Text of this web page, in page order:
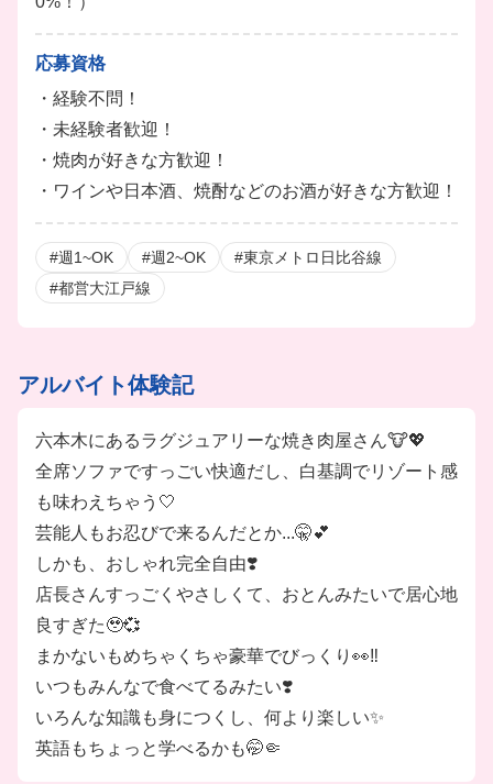
応募資格
・経験不問！
・未経験者歓迎！
・焼肉が好きな方歓迎！
・ワインや日本酒、焼酎などのお酒が好きな方歓迎！
#週1~OK #週2~OK
#東京メトロ日比谷線
#都営大江戸線
アルバイト体験記
六本木にあるラグジュアリーな焼き肉屋さん🐮💖
全席ソファですっごい快適だし、白基調でリゾート感
も味わえちゃう🤍
芸能人もお忍びで来るんだとか...🤫💕
しかも、おしゃれ完全自由❣️
店長さんすっごくやさしくて、おとんみたいで居心地
良すぎた🥹💞
まかないもめちゃくちゃ豪華でびっくり👀‼️
いつもみんなで食べてるみたい❣️
いろんな知識も身につくし、何より楽しい✨
英語もちょっと学べるかも🤭🤏